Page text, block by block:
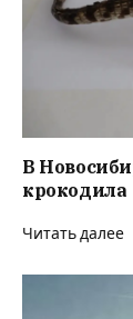
В
крокодила
Читать далее